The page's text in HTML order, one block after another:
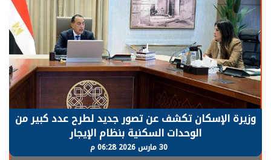
وزيرة الإسكان تكشف عن تصور جديد لطرح عدد كبير من
الوحدات السكنية بنظام الإيجار